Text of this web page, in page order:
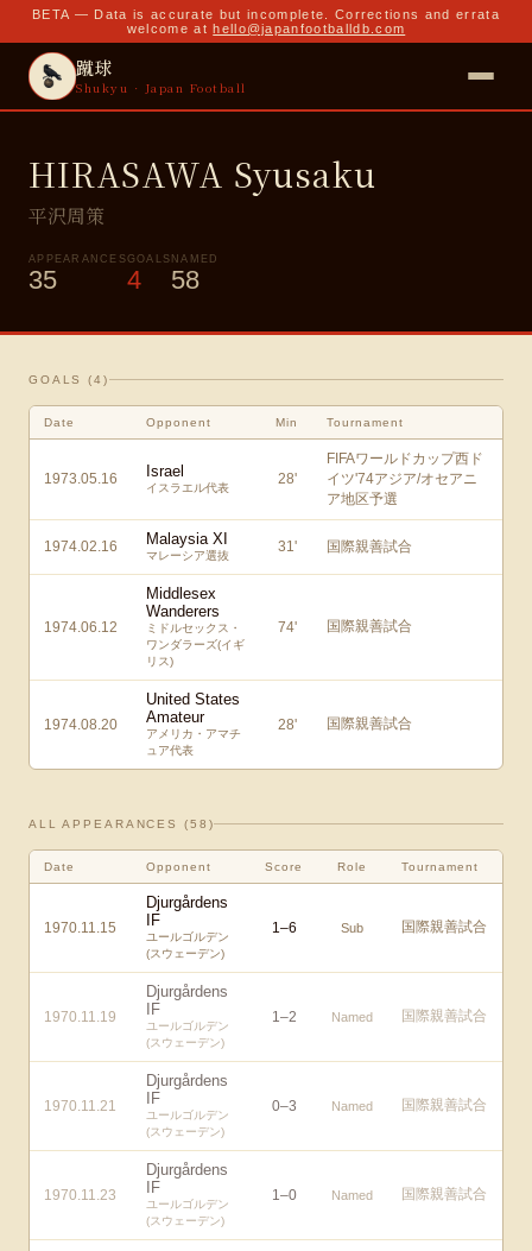
BETA — Data is accurate but incomplete. Corrections and errata
welcome at hello@japanfootballdb.com
蹴球
Shukyu · Japan Football
HIRASAWA Syusaku
平沢周策
APPEARANCES
35
GOALS
4
NAMED
58
GOALS (4 )
Date Opponent Min Tournament
1973.05.16 Israel
イスラエル代表
28'
FIFAワールドカップ西ド
イツ'74アジア/オセアニ
ア地区予選
1974.02.16 Malaysia XI
マレーシア選抜
31' 国際親善試合
1974.06.12
Middlesex
Wanderers
ミドルセックス・
ワンダラーズ(イギ
リス)
74' 国際親善試合
1974.08.20
United States
Amateur
アメリカ・アマチ
ュア代表
28' 国際親善試合
ALL APPEARANCES (58 )
Date Opponent Score Role Tournament
1970.11.15
Djurgårdens
IF
ユールゴルデン
(スウェーデン)
1–6 Sub 国際親善試合
1970.11.19
Djurgårdens
IF
ユールゴルデン
(スウェーデン)
1–2 Named 国際親善試合
1970.11.21
Djurgårdens
IF
ユールゴルデン
(スウェーデン)
0–3 Named 国際親善試合
1970.11.23
Djurgårdens
IF
ユールゴルデン
(スウェーデン)
1–0 Named 国際親善試合